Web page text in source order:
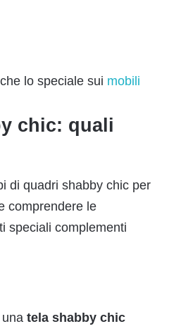
lo speciale sui mobili
chic: quali
di quadri shabby chic per
comprendere le
speciali complementi
una tela shabby chic